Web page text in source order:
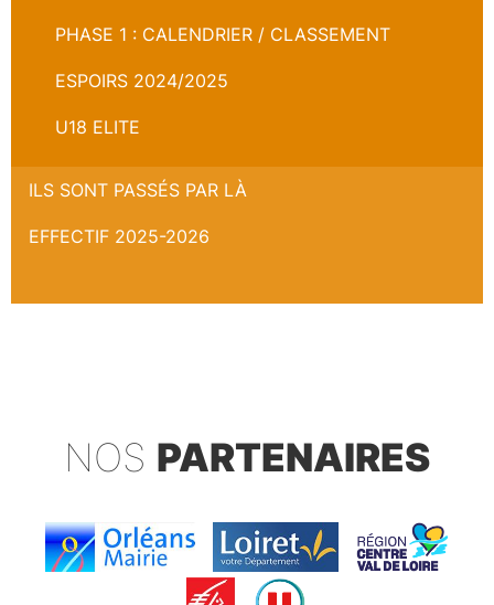
PHASE 1 : CALENDRIER / CLASSEMENT
ESPOIRS 2024/2025
U18 ELITE
ILS SONT PASSÉS PAR LÀ
EFFECTIF 2025-2026
NOS PARTENAIRES